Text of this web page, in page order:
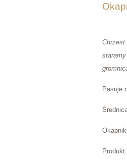
Chrzest
staramy
Pasuje